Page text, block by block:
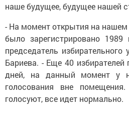
наше будущее, будущее нашей
- На момент открытия на нашем
было зарегистрировано 1989
председатель
Бариева. - Еще 40 избирателей
дней, на данный момент у
голосования вне помещения.
голосуют, все идет нормально.